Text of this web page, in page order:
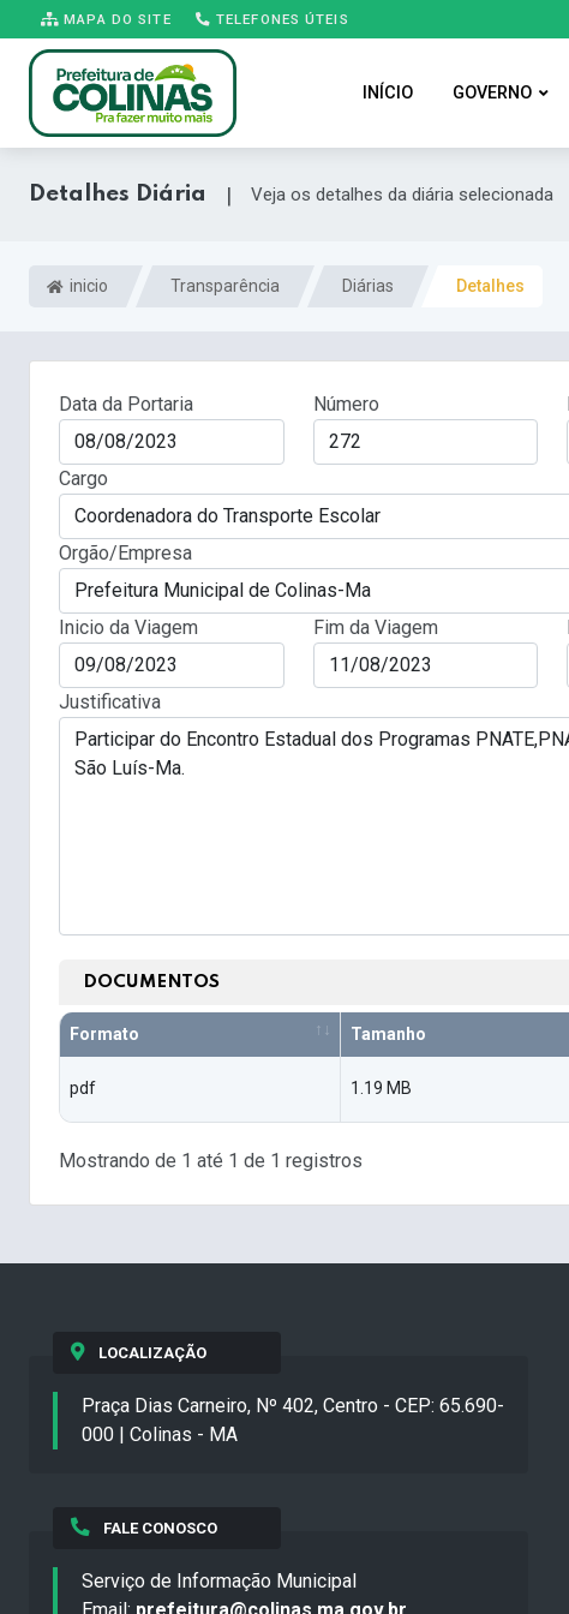
MAPA DO SITE TELEFONES ÚTEIS
INÍCIO GOVERNO
Detalhes Diária | Veja os detalhes da diária selecionada
inicio Transparência Diárias Detalhes
Data da Portaria Número
Cargo
Orgão/Empresa
Inicio da Viagem Fim da Viagem
Justificativa
DOCUMENTOS
Formato Tamanho
pdf 1.19 MB
Mostrando de 1 até 1 de 1 registros
LOCALIZAÇÃO
Praça Dias Carneiro, Nº 402, Centro - CEP: 65.690-
000 | Colinas - MA
FALE CONOSCO
Serviço de Informação Municipal